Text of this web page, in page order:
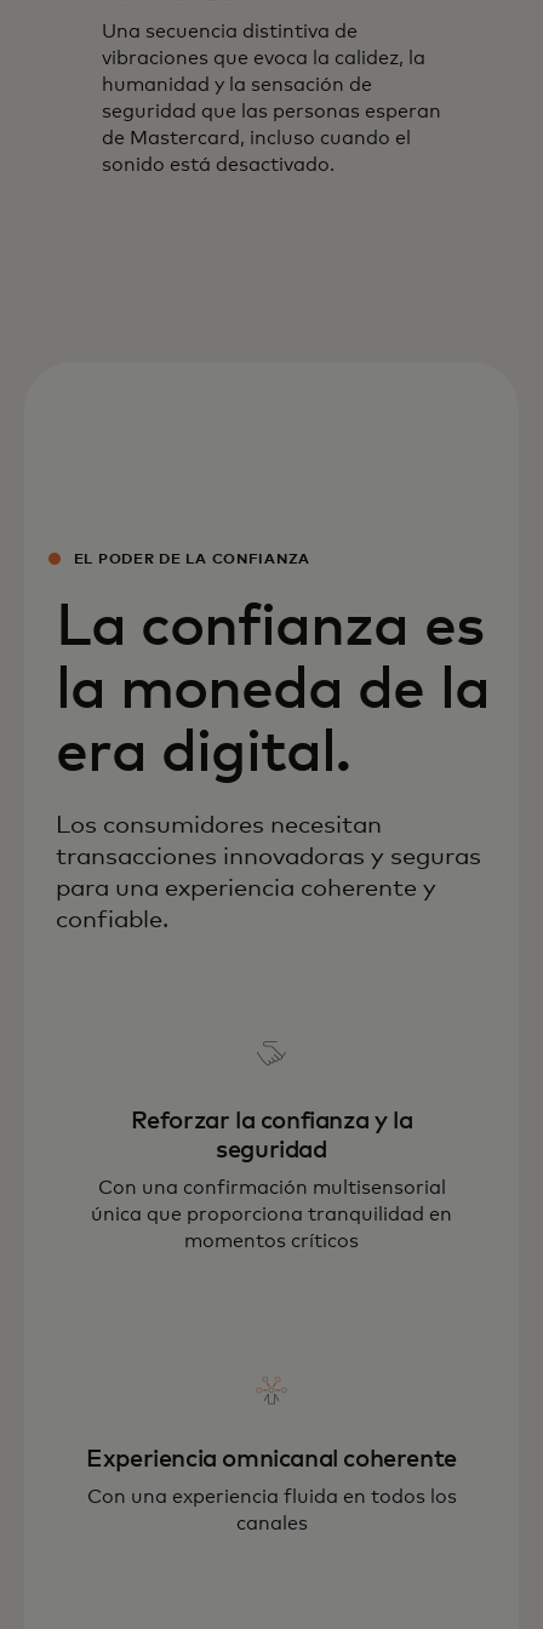
Una secuencia distintiva de
vibraciones que evoca la calidez, la
humanidad y la sensación de
seguridad que las personas esperan
de Mastercard, incluso cuando el
sonido está desactivado.
EL PODER DE LA CONFIANZA
La confianza es
la moneda de la
era digital.
Los consumidores necesitan
transacciones innovadoras y seguras
para una experiencia coherente y
confiable.
Reforzar la confianza y la
seguridad
Con una confirmación multisensorial
única que proporciona tranquilidad en
momentos críticos
Experiencia omnicanal coherente
Con una experiencia fluida en todos los
canales